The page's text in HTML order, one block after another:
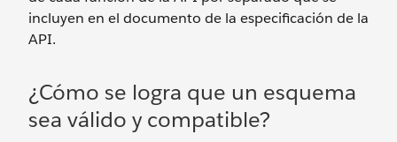
incluyen en el documento de la especificación de la
API.
¿Cómo se logra que un esquema
sea válido y compatible?